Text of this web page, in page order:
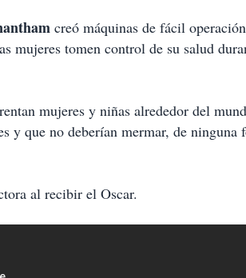
creó máquinas de fácil
mujeres tomen control de su salud
mujeres y niñas alrededor del
y que no deberían mermar, de ninguna
al recibir el Oscar.